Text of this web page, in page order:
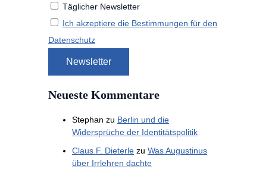
Täglicher Newsletter
Ich akzeptiere die Bestimmungen für den
Datenschutz
Neueste Kommentare
Stephan zu Berlin und die
Widersprüche der Identitätspolitik
Claus F. Dieterle zu Was Augustinus
über Irrlehren dachte